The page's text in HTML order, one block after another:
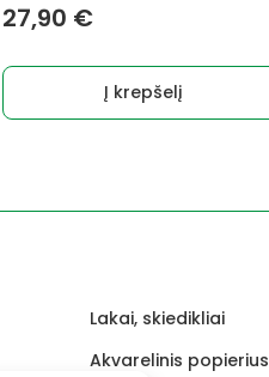
27,90 €
Į krepšelį
Lakai, skiedikliai
Akvarelinis popierius